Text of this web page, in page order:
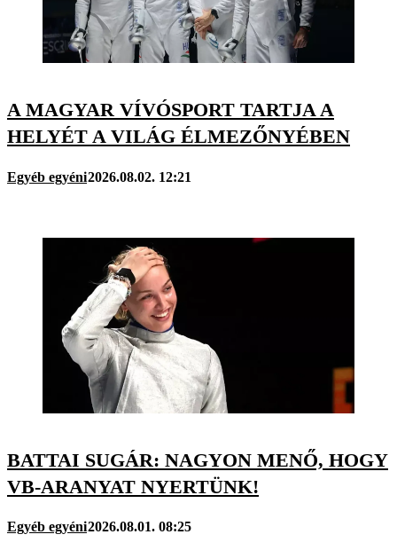
A MAGYAR VÍVÓSPORT TARTJA A
HELYÉT A VILÁG ÉLMEZŐNYÉBEN
Egyéb egyéni2026.08.02. 12:21
BATTAI SUGÁR: NAGYON MENŐ, HOGY
VB-ARANYAT NYERTÜNK!
Egyéb egyéni2026.08.01. 08:25